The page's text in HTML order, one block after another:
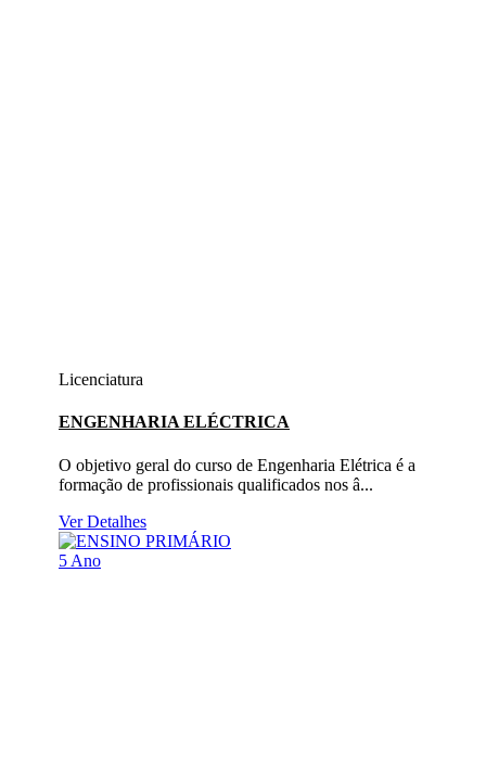
Licenciatura
ENGENHARIA ELÉCTRICA
O objetivo geral do curso de Engenharia Elétrica é a
formação de profissionais qualificados nos â...
Ver Detalhes
5 Ano